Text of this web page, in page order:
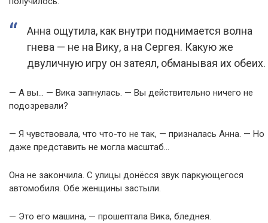
Анна ощутила, как внутри поднимается волна
гнева — не на Вику, а на Сергея. Какую же
двуличную игру он затеял, обманывая их обеих.
— А вы… — Вика запнулась. — Вы действительно ничего не
подозревали?
— Я чувствовала, что что-то не так, — призналась Анна. — Но
даже представить не могла масштаб…
Она не закончила. С улицы донёсся звук паркующегося
автомобиля. Обе женщины застыли.
— Это его машина, — прошептала Вика, бледнея.